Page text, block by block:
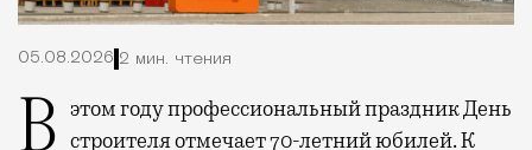
05.08.2026 2 мин. чтения
В этом году профессиональный праздник День строителя отмечает 70-летний юбилей. К